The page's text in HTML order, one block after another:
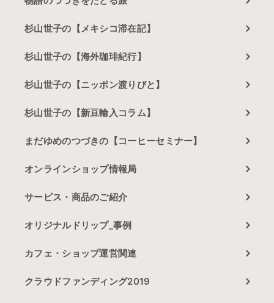
杉山世子の【メキシコ滞在記】
杉山世子の【海外珈琲紀行】
杉山世子の【ニッポン渡りびと】
杉山世子の【新豆輸入コラム】
まだゆめのつづきの【コーヒーセミナー】
オンラインショップ情報局
サービス・商品のご紹介
オリジナルドリップ_事例
カフェ・ショップ運営関連
クラウドファンディング2019